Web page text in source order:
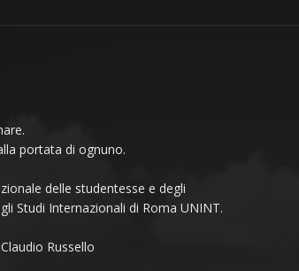
portata di ognuno.
delle studentesse e degli
Studi Internazionali di Roma UNINT.
Russello